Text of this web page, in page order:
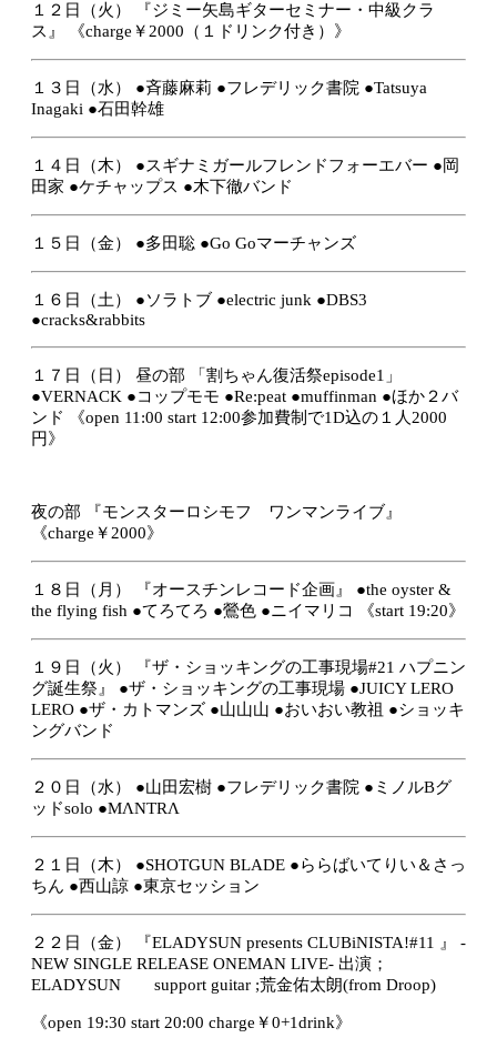
１２日（火）
『ジミー矢島ギターセミナー・中級クラ
ス』
《charge￥2000（１ドリンク付き）》
１３日（水） ●斉藤麻莉 ●フレデリック書院 ●Tatsuya
Inagaki ●石田幹雄
１４日（木） ●スギナミガールフレンドフォーエバー ●岡
田家 ●ケチャップス ●木下徹バンド
１５日（金） ●多田聡 ●Go Goマーチャンズ
１６日（土） ●ソラトブ ●electric junk ●DBS3
●cracks&rabbits
１７日（日） 昼の部 「割ちゃん復活祭episode1」
●VERNACK ●コップモモ ●Re:peat ●muffinman ●ほか２バ
ンド
《open 11:00 start 12:00参加費制で1D込の１人2000
円》
夜の部 『モンスターロシモフ ワンマンライブ』
《charge￥2000》
１８日（月） 『オースチンレコード企画』
●the oyster &
the flying fish ●てろてろ ●鶯色 ●ニイマリコ 《start 19:20》
１９日（火） 『ザ・ショッキングの工事現場#21 ハプニン
グ誕生祭 』 ●ザ・ショッキングの工事現場 ●JUICY LERO
LERO ●ザ・カトマンズ ●山山山 ●おいおい教祖 ●ショッキ
ングバンド
２０日（水） ●山田宏樹 ●フレデリック書院 ●ミノルBグ
ッドsolo ●MΛNTRΛ
２１日（木） ●SHOTGUN BLADE ●ららばいてりい＆さっ
ちん ●西山諒 ●東京セッション
２２日（金） 『ELADYSUN presents CLUBiNISTA!#11 』
-
NEW SINGLE RELEASE ONEMAN LIVE- 出演；
ELADYSUN support guitar ;荒金佑太朗(from Droop)
《open 19:30 start 20:00 charge￥0+1drink》